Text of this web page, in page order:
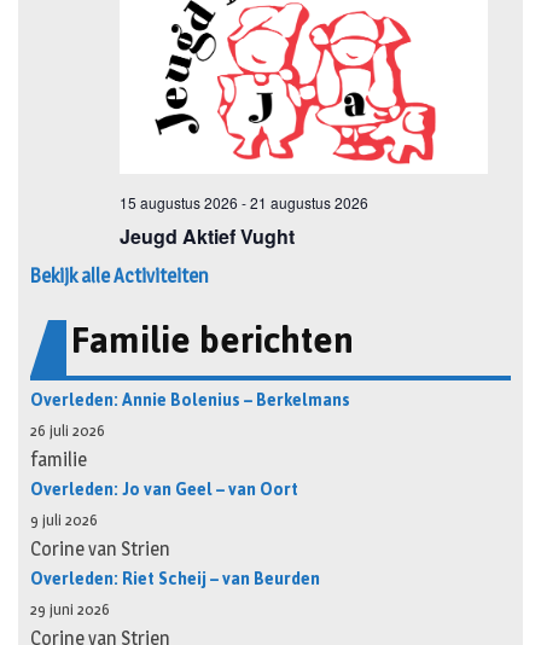
Bekijk alle Activiteiten
Familie berichten
Overleden: Annie Bolenius – Berkelmans
26 juli 2026
familie
Overleden: Jo van Geel – van Oort
9 juli 2026
Corine van Strien
Overleden: Riet Scheij – van Beurden
29 juni 2026
Corine van Strien